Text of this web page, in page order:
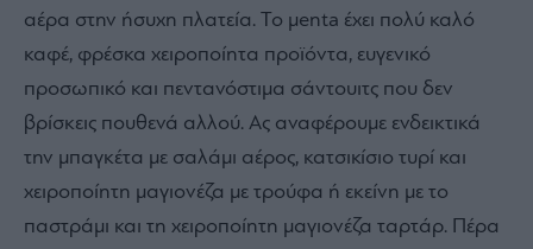
αέρα στην ήσυχη πλατεία. Το μenta έχει πολύ καλό
καφέ, φρέσκα χειροποίητα προϊόντα, ευγενικό
προσωπικό και πεντανόστιμα σάντουιτς που δεν
βρίσκεις πουθενά αλλού. Ας αναφέρουμε ενδεικτικά
την μπαγκέτα με σαλάμι αέρος, κατσικίσιο τυρί και
χειροποίητη μαγιονέζα με τρούφα ή εκείνη με το
παστράμι και τη χειροποίητη μαγιονέζα ταρτάρ. Πέρα